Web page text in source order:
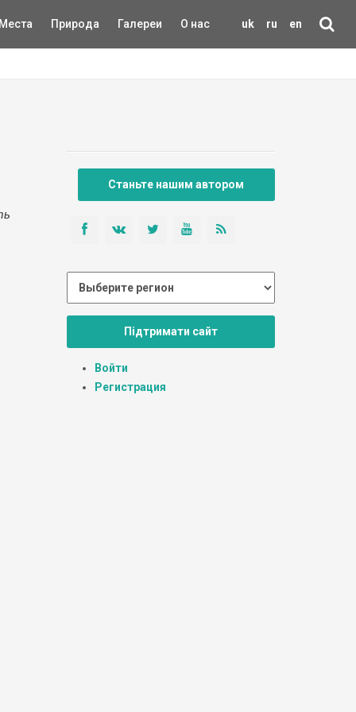
uk ru en
Природа Галереи О нас
Станьте нашим автором
Підтримати сайт
Войти
Регистрация